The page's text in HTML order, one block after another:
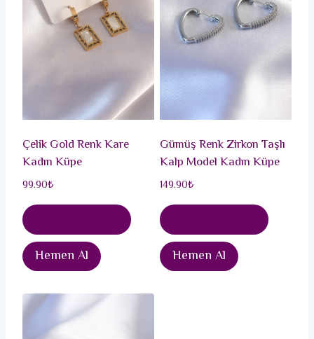
Çelik Gold Renk Kare
Kadın Küpe
99.90₺
Hemen Al
Gümüş Renk Zirkon Taşlı
Kalp Model Kadın Küpe
149.90₺
Hemen Al